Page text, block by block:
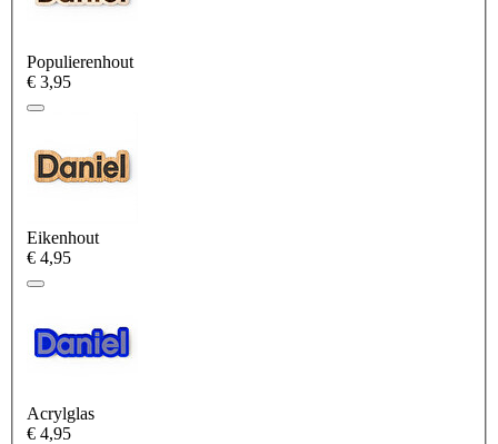
Populierenhout
€ 3,95
Eikenhout
€ 4,95
Acrylglas
€ 4,95